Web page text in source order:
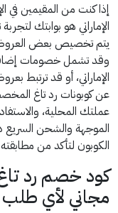
إذا كنت من المقيمين في
الإماراتي هو بوابتك
يتم تخصيص بعض العروض
وقد تشمل خصومات
الإماراتي، أو قد
عن كوبونات رد تاغ
عملتك المحلية،
الموجهة والشحن
الكوبون لتأكد من
كود خصم رد
مجاني لأي طلب